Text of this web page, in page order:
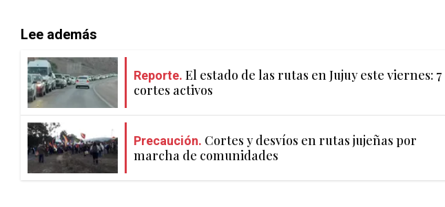
Lee además
Reporte. El estado de las rutas en Jujuy este viernes: 7
cortes activos
Precaución. Cortes y desvíos en rutas jujeñas por
marcha de comunidades